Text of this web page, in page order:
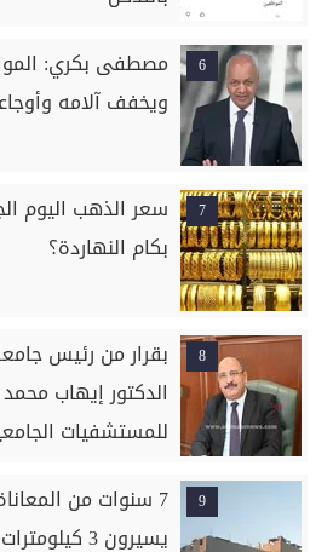
6
مصطفى بكري:
ويخفف آلامه
7
بكام النهاردة؟
8
بقرار من رئيس
الدكتور إيهاب محمد
للمستشفيات
9
7 سنوات من
يسيرون 3